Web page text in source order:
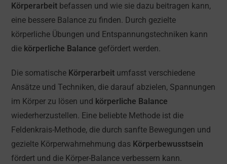
Körperarbeit befassen und wie sie dazu beitragen kann,
eine bessere Balance zu finden. Durch gezielte
körperliche Übungen und Entspannungstechniken kann
die körperliche Balance gefördert werden.
Die somatische Körperarbeit umfasst verschiedene
Ansätze und Techniken, die darauf abzielen, Spannungen
im Körper zu lösen und körperliche Balance
wiederherzustellen. Eine beliebte Methode ist die
Feldenkrais-Methode, die durch sanfte Bewegungen und
gezielte Körperwahrnehmung das Körperbewusstsein
fördert und die Körper-Balance verbessern kann.